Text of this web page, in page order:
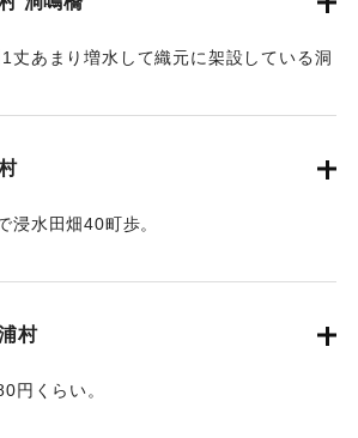
丈あまり増水して織元に架設している洞
浸水田畑40町歩。
村
円くらい。